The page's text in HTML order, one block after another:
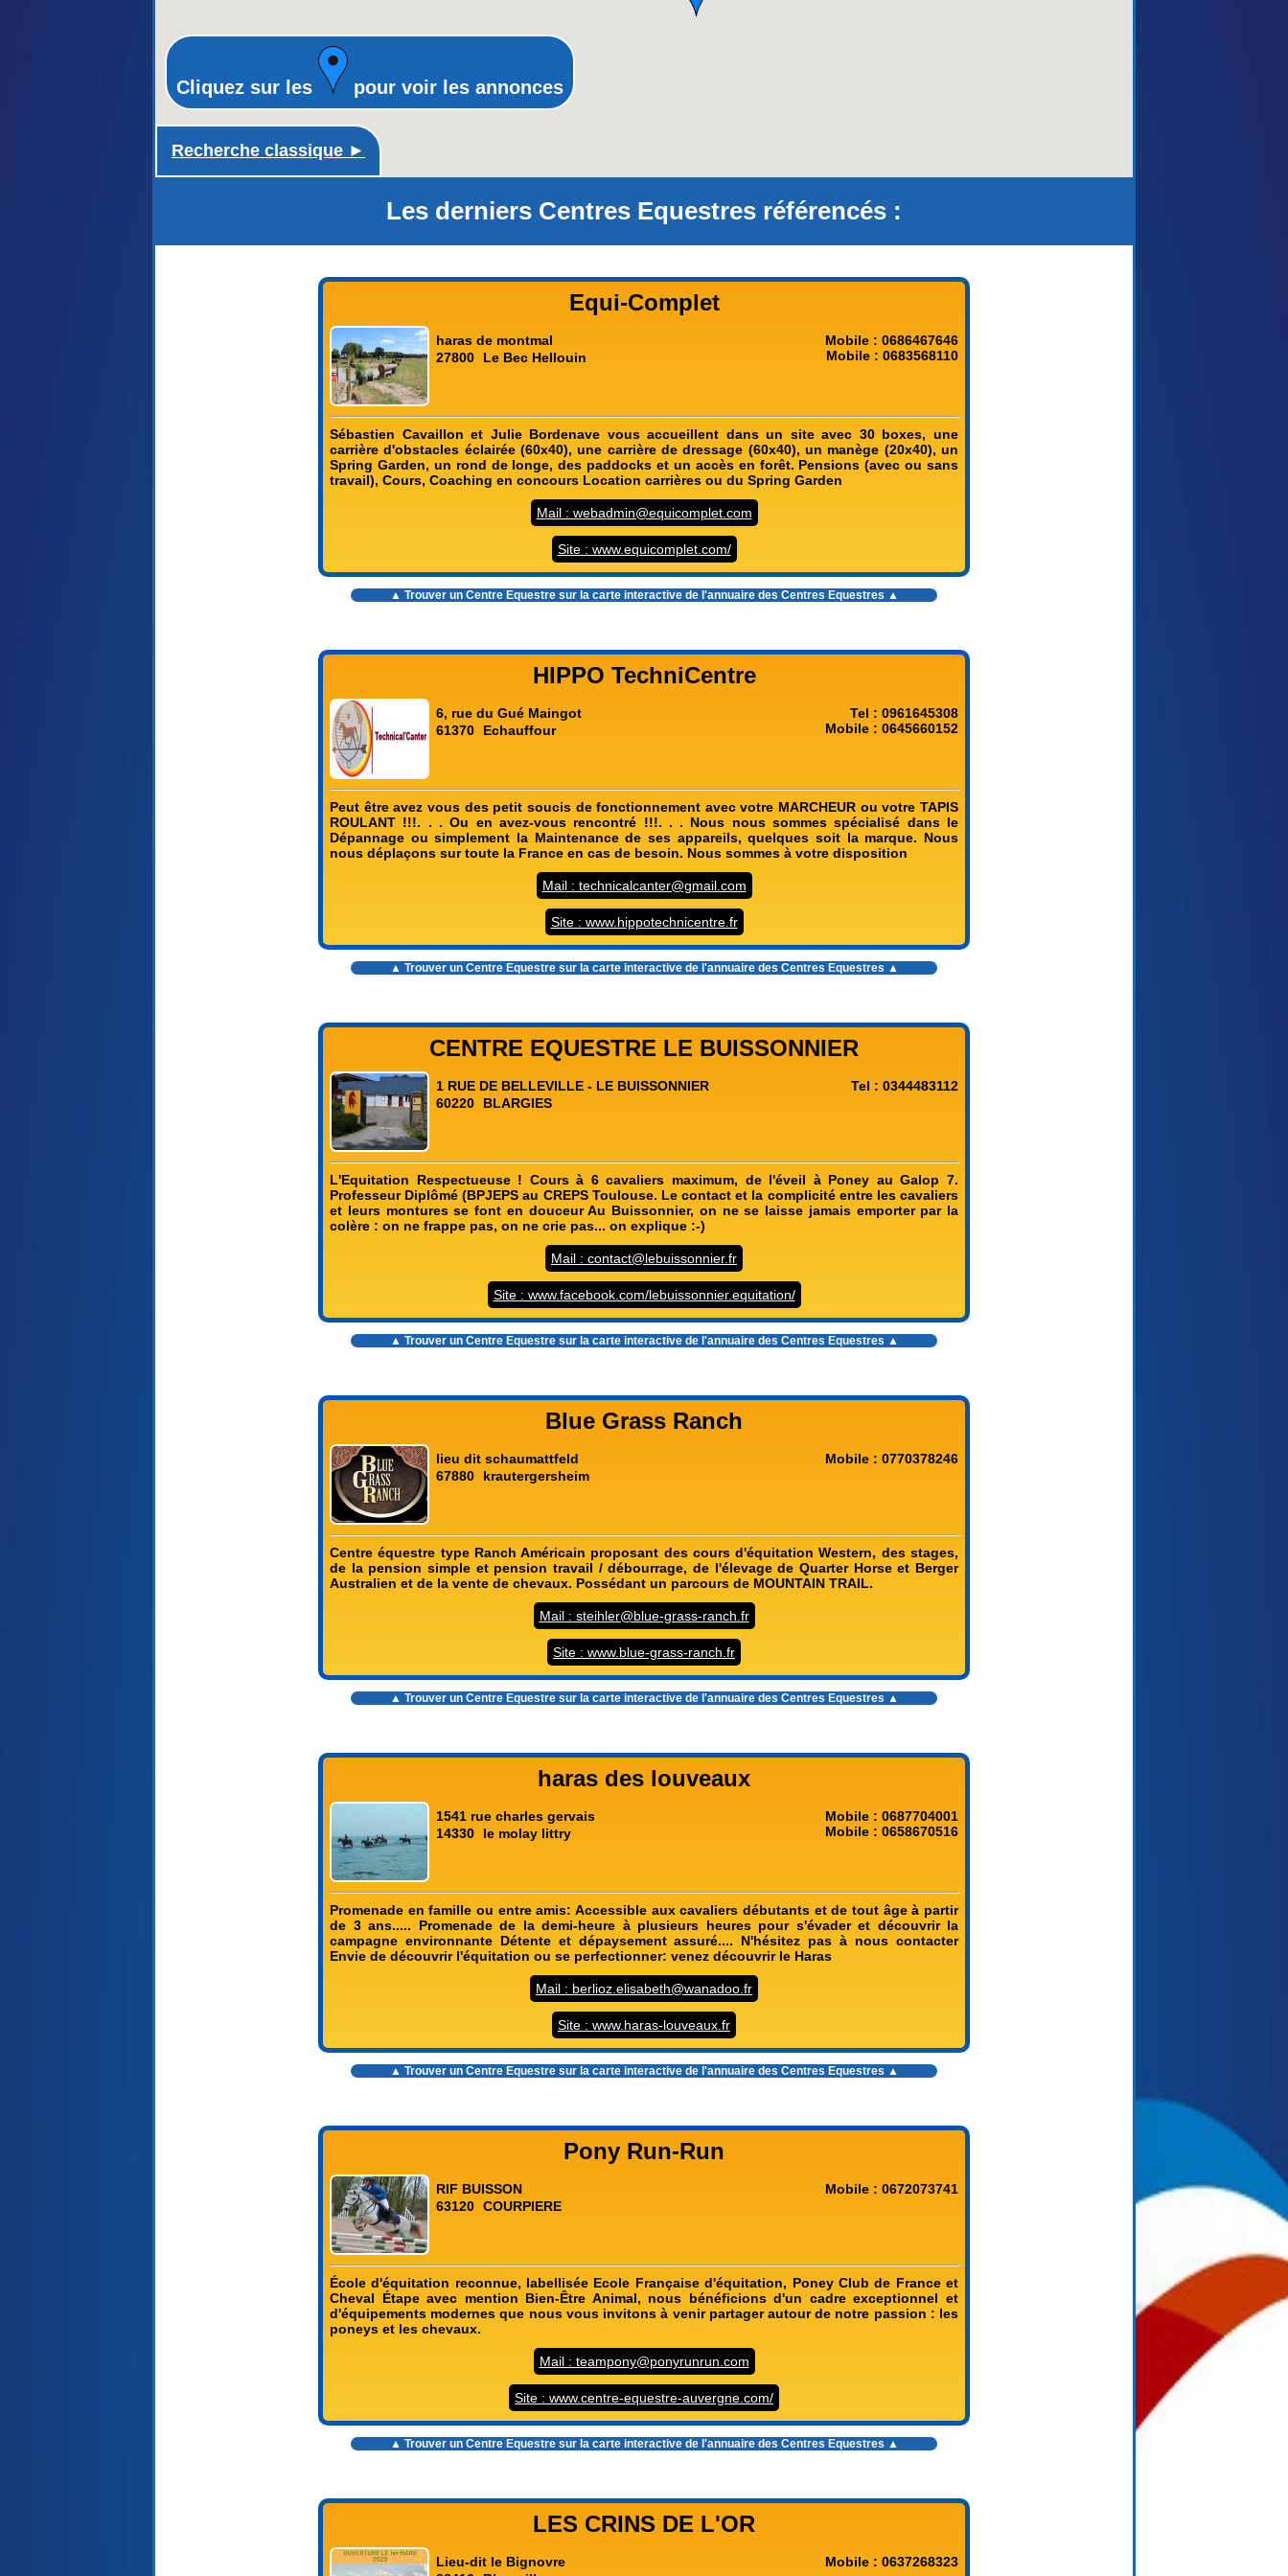
Recherche classique ►
Cliquez sur les pour voir les annonces
Les derniers Centres Equestres référencés :
Equi-Complet
haras de montmal
27800
Le Bec Hellouin
Mobile : 0686467646
Mobile : 0683568110
Sébastien Cavaillon et Julie Bordenave vous accueillent dans un site avec 30 boxes, une
carrière d'obstacles éclairée (60x40), une carrière de dressage (60x40), un manège (20x40), un
Spring Garden, un rond de longe, des paddocks et un accès en forêt. Pensions (avec ou sans
travail), Cours, Coaching en concours Location carrières ou du Spring Garden
Mail : webadmin@equicomplet.com
Site : www.equicomplet.com/
▲ Trouver un Centre Equestre sur la carte interactive de l'annuaire des Centres Equestres ▲
HIPPO TechniCentre
6, rue du Gué Maingot
61370
Echauffour
Tel : 0961645308
Mobile : 0645660152
Peut être avez vous des petit soucis de fonctionnement avec votre MARCHEUR ou votre TAPIS
ROULANT !!!. . . Ou en avez-vous rencontré !!!. . . Nous nous sommes spécialisé dans le
Dépannage ou simplement la Maintenance de ses appareils, quelques soit la marque. Nous
nous déplaçons sur toute la France en cas de besoin. Nous sommes à votre disposition
Mail : technicalcanter@gmail.com
Site : www.hippotechnicentre.fr
▲ Trouver un Centre Equestre sur la carte interactive de l'annuaire des Centres Equestres ▲
CENTRE EQUESTRE LE BUISSONNIER
1 RUE DE BELLEVILLE - LE BUISSONNIER
60220
BLARGIES
Tel : 0344483112
L'Equitation Respectueuse ! Cours à 6 cavaliers maximum, de l'éveil à Poney au Galop 7.
Professeur Diplômé (BPJEPS au CREPS Toulouse. Le contact et la complicité entre les cavaliers
et leurs montures se font en douceur Au Buissonnier, on ne se laisse jamais emporter par la
colère : on ne frappe pas, on ne crie pas... on explique :-)
Mail : contact@lebuissonnier.fr
Site : www.facebook.com/lebuissonnier.equitation/
▲ Trouver un Centre Equestre sur la carte interactive de l'annuaire des Centres Equestres ▲
Blue Grass Ranch
lieu dit schaumattfeld
67880
krautergersheim
Mobile : 0770378246
Centre équestre type Ranch Américain proposant des cours d'équitation Western, des stages,
de la pension simple et pension travail / débourrage, de l'élevage de Quarter Horse et Berger
Australien et de la vente de chevaux. Possédant un parcours de MOUNTAIN TRAIL.
Mail : steihler@blue-grass-ranch.fr
Site : www.blue-grass-ranch.fr
▲ Trouver un Centre Equestre sur la carte interactive de l'annuaire des Centres Equestres ▲
haras des louveaux
1541 rue charles gervais
14330
le molay littry
Mobile : 0687704001
Mobile : 0658670516
Promenade en famille ou entre amis: Accessible aux cavaliers débutants et de tout âge à partir
de 3 ans..... Promenade de la demi-heure à plusieurs heures pour s'évader et découvrir la
campagne environnante Détente et dépaysement assuré.... N'hésitez pas à nous contacter
Envie de découvrir l'équitation ou se perfectionner: venez découvrir le Haras
Mail : berlioz.elisabeth@wanadoo.fr
Site : www.haras-louveaux.fr
▲ Trouver un Centre Equestre sur la carte interactive de l'annuaire des Centres Equestres ▲
Pony Run-Run
RIF BUISSON
63120 COURPIERE
Mobile : 0672073741
École d'équitation reconnue, labellisée Ecole Française d'équitation, Poney Club de France et
Cheval Étape avec mention Bien-Être Animal, nous bénéficions d'un cadre exceptionnel et
d'équipements modernes que nous vous invitons à venir partager autour de notre passion : les
poneys et les chevaux.
Mail : teampony@ponyrunrun.com
Site : www.centre-equestre-auvergne.com/
▲ Trouver un Centre Equestre sur la carte interactive de l'annuaire des Centres Equestres ▲
LES CRINS DE L'OR
Lieu-dit le Bignovre
Mobile : 0637268323